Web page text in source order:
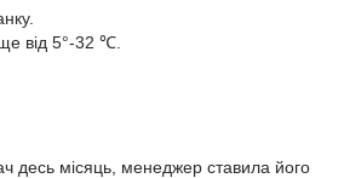
від 5°-32 ℃.
десь місяць, менеджер ставила його